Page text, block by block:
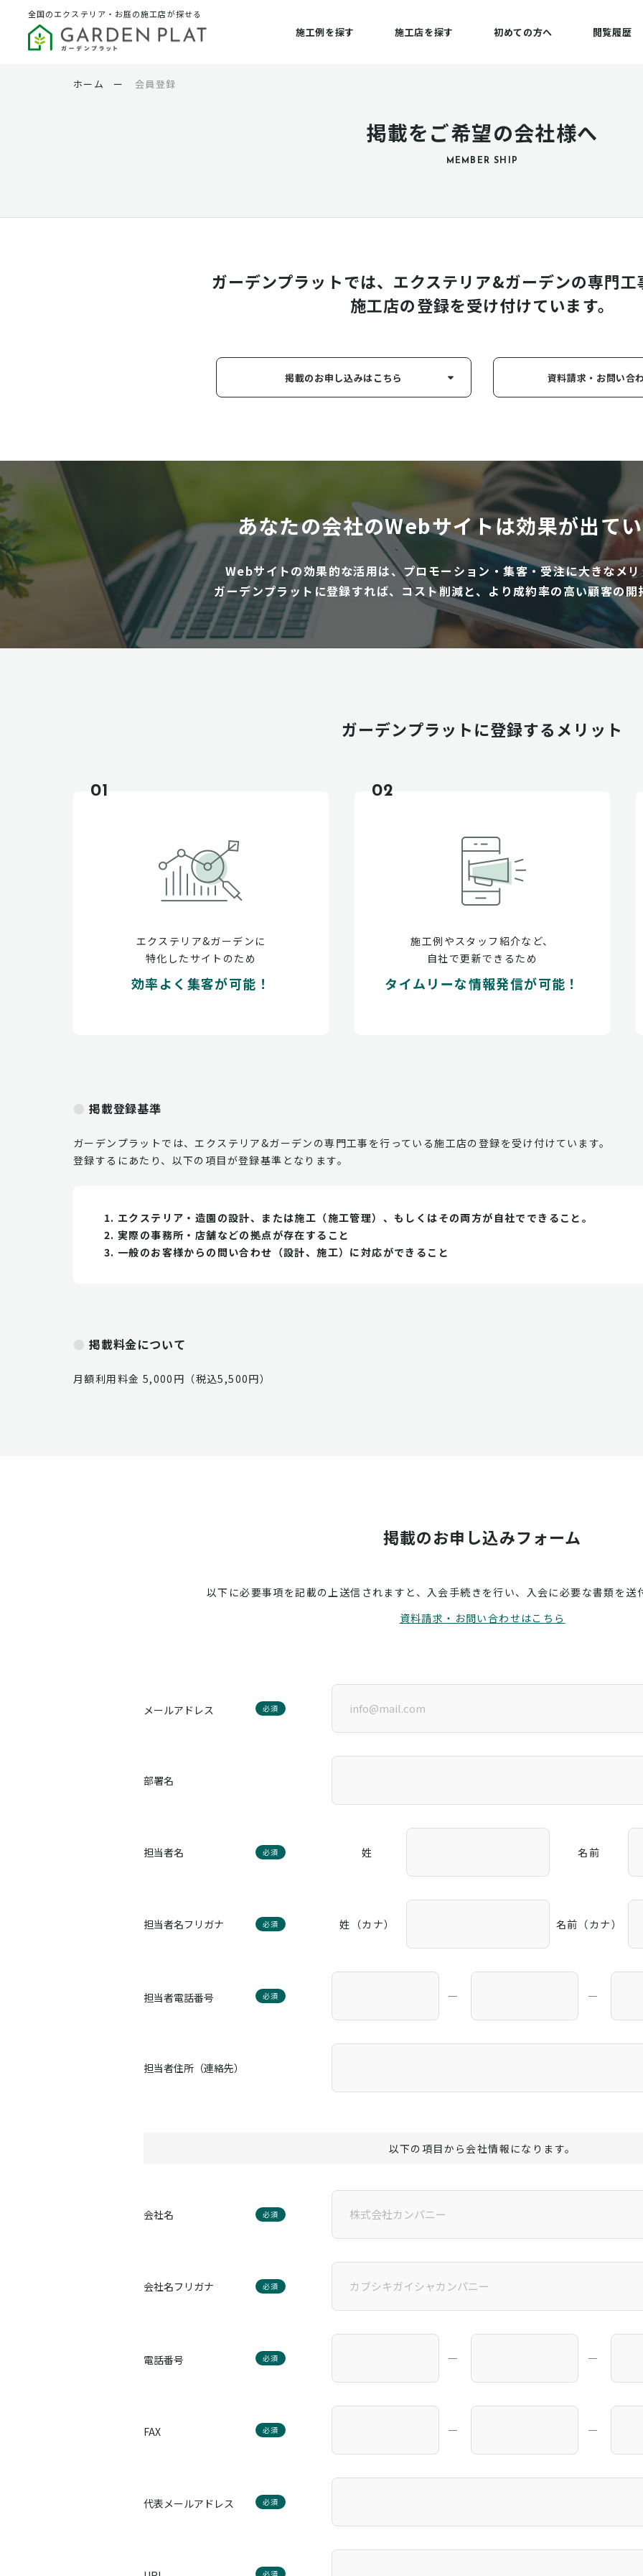
全国のエクステリア・お庭の施工店が探せる
施工例を探す 施工店を探す 初めての方へ 閲覧履歴
掲載をご希望の会社様へ
MEMBER SHIP
ホーム ー 会員登録
ガーデンプラットでは、エクステリア&ガーデンの専門工
施工店の登録を受け付けています。
掲載のお申し込みはこちら 資料請求・お問い合
あなたの会社のWebサイトは効果が出て
Webサイトの効果的な活用は、プロモーション・集客・受注に大きなメ
ガーデンプラットに登録すれば、コスト削減と、より成約率の高い顧客の開
ガーデンプラットに登録するメリット
01
エクステリア&ガーデンに
特化したサイトのため
効率よく集客が可能！
02
施工例やスタッフ紹介など、
自社で更新できるため
タイムリーな情報発信が可能！
掲載登録基準
ガーデンプラットでは、エクステリア&ガーデンの専門工事を行っている施工店の登録を受け付けています。
登録するにあたり、以下の項目が登録基準となります。
エクステリア・造園の設計、または施工（施工管理）、もしくはその両方が自社でできること。
実際の事務所・店舗などの拠点が存在すること
一般のお客様からの問い合わせ（設計、施工）に対応ができること
掲載料金について
月額利用料金 5,000円（税込5,500円）
掲載のお申し込みフォーム
以下に必要事項を記載の上送信されますと、入会手続きを行い、入会に必要な書類を送
資料請求・お問い合わせはこちら
メールアドレス 必須
部署名
担当者名 必須 姓 名前
担当者名フリガナ 必須 姓（カナ） 名前（カナ）
担当者電話番号 必須 ― ―
担当者住所（連絡先）
以下の項目から会社情報になります。
会社名 必須
会社名フリガナ 必須
電話番号 必須 ― ―
FAX 必須 ― ―
代表メールアドレス 必須
必須